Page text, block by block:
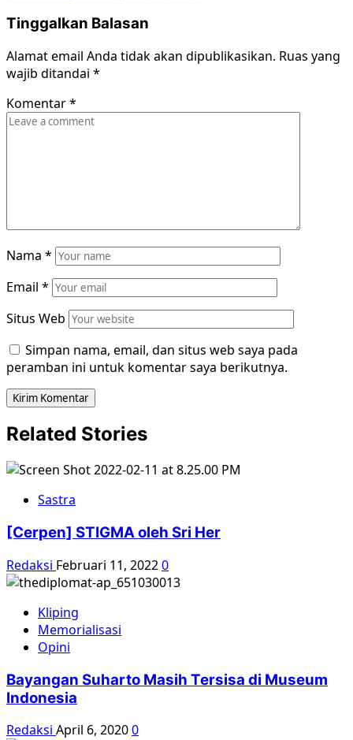
Tinggalkan Balasan
Alamat email Anda tidak akan dipublikasikan. Ruas yang
wajib ditandai *
Komentar*
Nama *
Email *
Situs Web
Simpan nama, email, dan situs web saya pada
peramban ini untuk komentar saya berikutnya.
Related Stories
Sastra
[Cerpen] STIGMA oleh Sri Her
Redaksi Februari 11, 20220
Kliping
Memorialisasi
Opini
Bayangan Suharto Masih Tersisa di Museum
Indonesia
Redaksi April 6, 20200